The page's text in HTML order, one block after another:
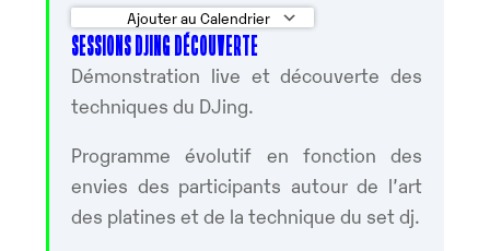
Ajouter au Calendrier
Télécharger ICS
SESSIONS DJING DÉCOUVERTE
Démonstration live et découverte des
techniques du DJing.
Programme évolutif en fonction des
envies des participants autour de l’art
des platines et de la technique du set dj.